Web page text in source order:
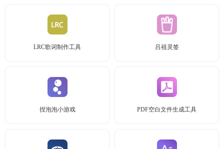
LRC歌词制作工具 吕祖灵签
捏泡泡小游戏 PDF空白文件生成工具